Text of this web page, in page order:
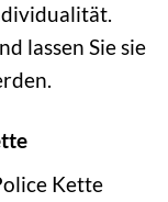
lassen Sie sie
Kette